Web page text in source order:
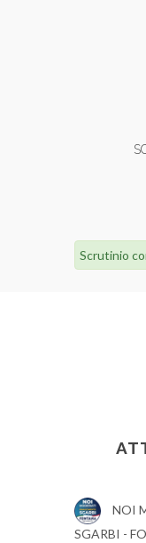
Scrutinio
NOI
SGARBI -